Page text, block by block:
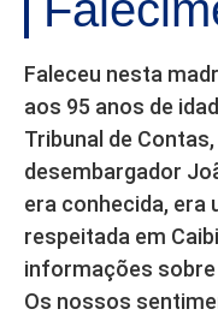
Faleceu nesta
aos 95 anos de
Tribunal de
desembargador
era conhecida, era
respeitada em
informações
Os nossos